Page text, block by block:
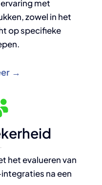
met
zowel in het
op specifieke
→
het evalueren van
na een